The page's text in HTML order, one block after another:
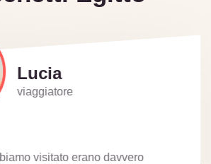
Lucia
viaggiatore
visitato erano davvero